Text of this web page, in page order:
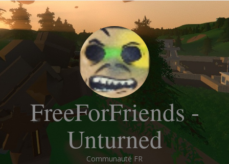
FreeForFriends -
Unturned
Communauté FR